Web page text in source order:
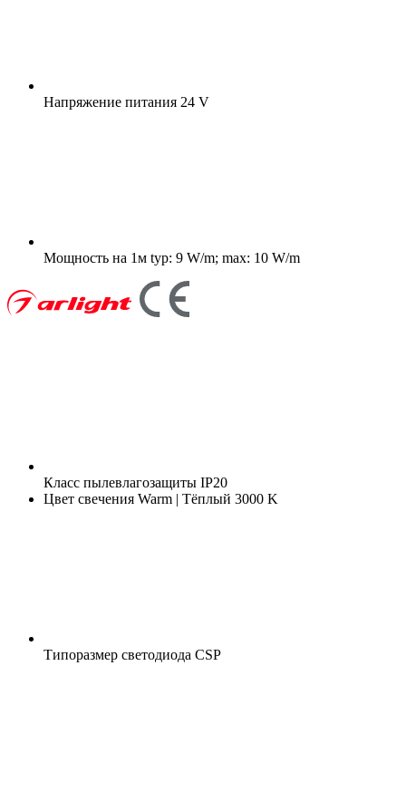
Напряжение питания 24 V
Мощность на 1м typ: 9 W/m; max: 10 W/m
Класс пылевлагозащиты IP20
Цвет свечения Warm | Тёплый 3000 K
Типоразмер светодиода CSP